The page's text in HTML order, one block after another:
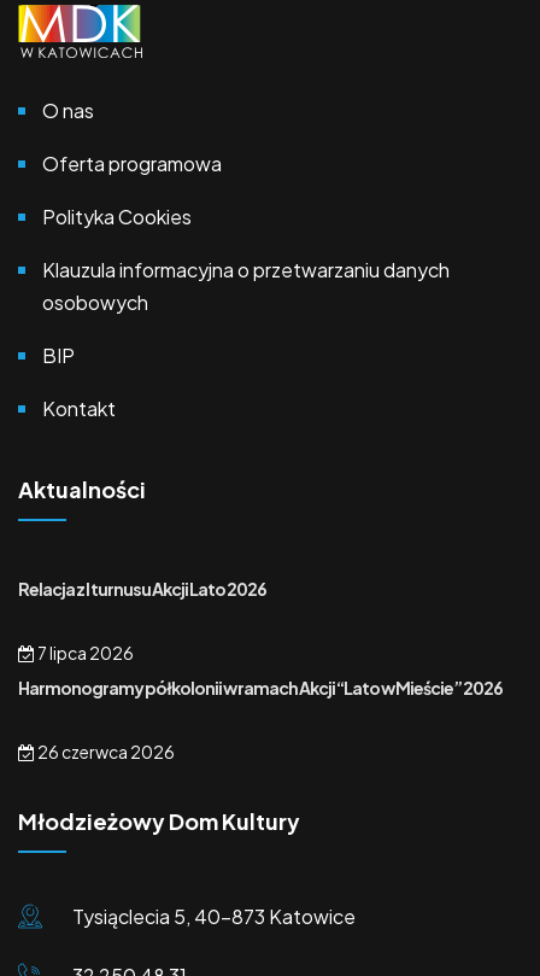
O nas
Oferta programowa
Polityka Cookies
Klauzula informacyjna o przetwarzaniu danych
osobowych
BIP
Kontakt
Aktualności
Relacja z I turnusu Akcji Lato 2026
7 lipca 2026
Harmonogramy półkolonii w ramach Akcji “Lato w Mieście” 2026
26 czerwca 2026
Młodzieżowy Dom Kultury
Tysiąclecia 5, 40-873 Katowice